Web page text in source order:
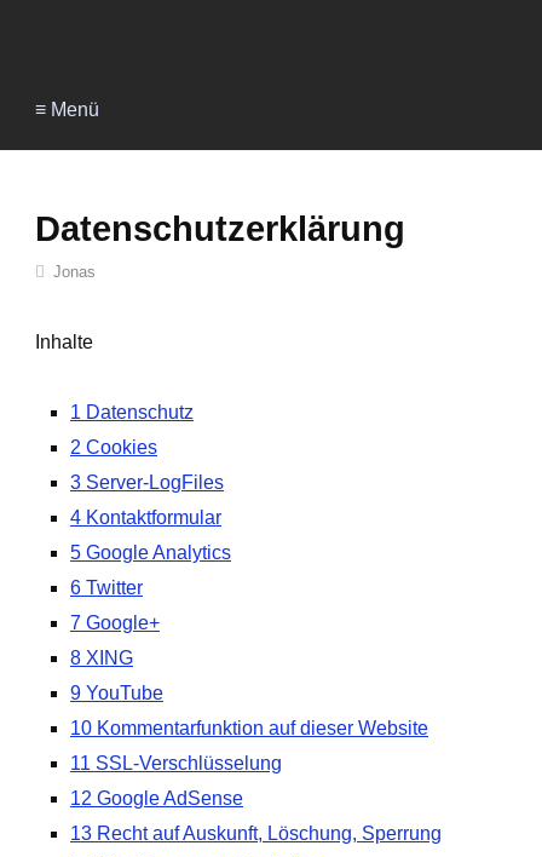
≡ Menü
Datenschutzerklärung
Jonas
Inhalte
1 Datenschutz
2 Cookies
3 Server-LogFiles
4 Kontaktformular
5 Google Analytics
6 Twitter
7 Google+
8 XING
9 YouTube
10 Kommentarfunktion auf dieser Website
11 SSL-Verschlüsselung
12 Google AdSense
13 Recht auf Auskunft, Löschung, Sperrung